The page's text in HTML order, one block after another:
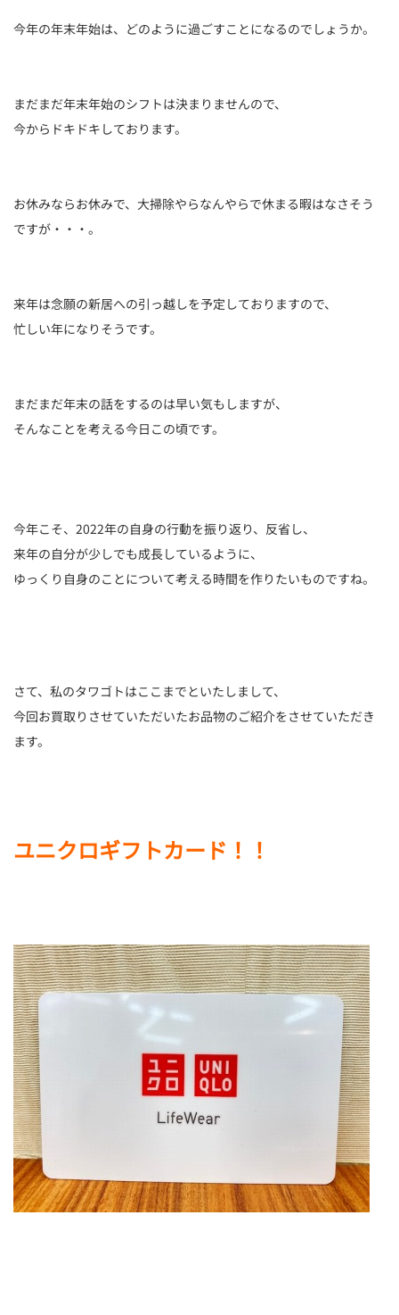
今年の年末年始は、どのように過ごすことになるのでしょうか。
まだまだ年末年始のシフトは決まりませんので、
今からドキドキしております。
お休みならお休みで、大掃除やらなんやらで休まる暇はなさそう
ですが・・・。
来年は念願の新居への引っ越しを予定しておりますので、
忙しい年になりそうです。
まだまだ年末の話をするのは早い気もしますが、
そんなことを考える今日この頃です。
今年こそ、2022年の自身の行動を振り返り、反省し、
来年の自分が少しでも成長しているように、
ゆっくり自身のことについて考える時間を作りたいものですね。
さて、私のタワゴトはここまでといたしまして、
今回お買取りさせていただいたお品物のご紹介をさせていただき
ます。
ユニクロギフトカード！！